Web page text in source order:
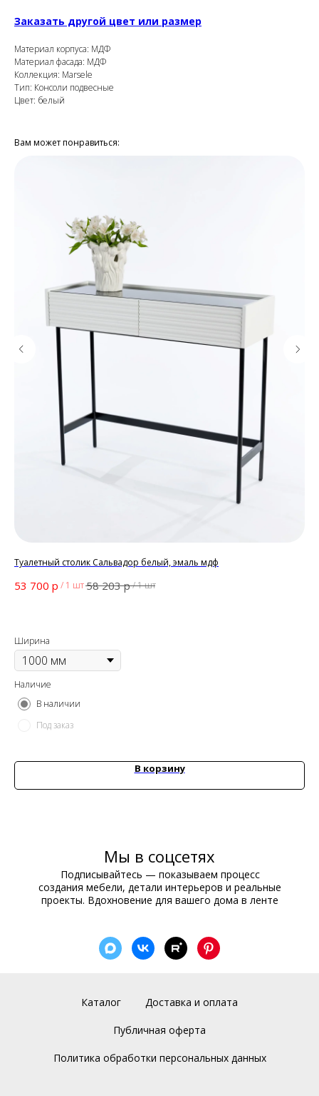
Заказать другой цвет или размер
Материал корпуса: МДФ
Материал фасада: МДФ
Коллекция: Marsele
Тип: Консоли подвесные
Цвет: белый
Вам может понравиться:
Туалетный столик Сальвадор белый, эмаль мдф
53 700 р / 1 шт58 203 р/1 шт
Ширина
Наличие
В наличии
Под заказ
В корзину
Мы в соцсетях
Подписывайтесь — показываем процесс
создания мебели, детали интерьеров и реальные
проекты. Вдохновение для вашего дома в ленте
Каталог Доставка и оплата
Публичная оферта
Политика обработки персональных данных